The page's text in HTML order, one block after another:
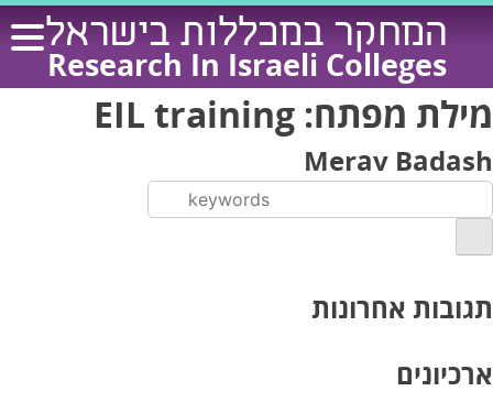
Skip
content
המחקר במכללות בישראל
Research In Israeli Colleges
מילת מפתח: EIL training
Merav Badash
תגובות אחרונות
ארכיונים